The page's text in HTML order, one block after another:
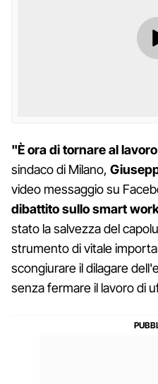
"È ora di tornare al
sindaco di Milano,
video messaggio su
dibattito sullo smart
stato la salvezza del
strumento di vitale
scongiurare il dilagare
senza fermare il lavoro di